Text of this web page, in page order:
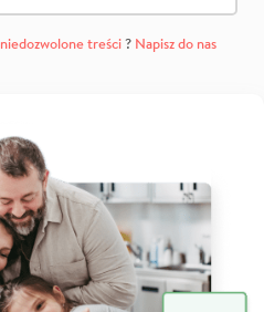
niedozwolone treści? Napisz do nas